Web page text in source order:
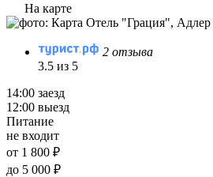
На карте
2 отзыва
3.5 из 5
14:00 заезд
12:00 выезд
Питание
не входит
от 1 800 ₽
до 5 000 ₽